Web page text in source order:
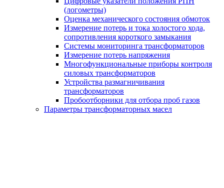
(логометры)
Оценка механического состояния обмоток
Измерение потерь и тока холостого хода,
сопротивления короткого замыкания
Системы мониторинга трансформаторов
Измерение потерь напряжения
Многофункциональные приборы контроля
силовых трансформаторов
Устройства размагничивания
трансформаторов
Пробоотборники для отбора проб газов
Параметры трансформаторных масел